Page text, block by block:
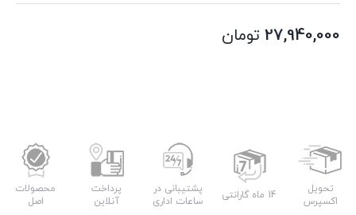
27,940,000 تومان
تحویل
اکسپرس
14 ماه گارانتی
پشتیبانی در
ساعات اداری
پرداخت
آنلاین
محصولات
اصل